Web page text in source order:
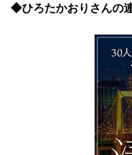
◆ひろたかおりさんの